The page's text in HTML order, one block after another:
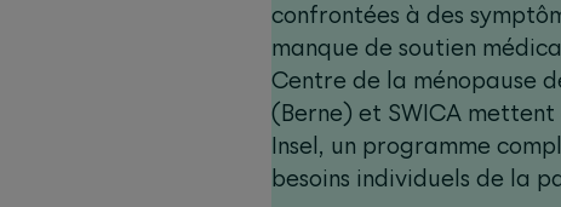
confrontées à des
manque de soutien
Centre de la ménopause
(Berne) et SWICA mettent
Insel, un programme
besoins individuels de la